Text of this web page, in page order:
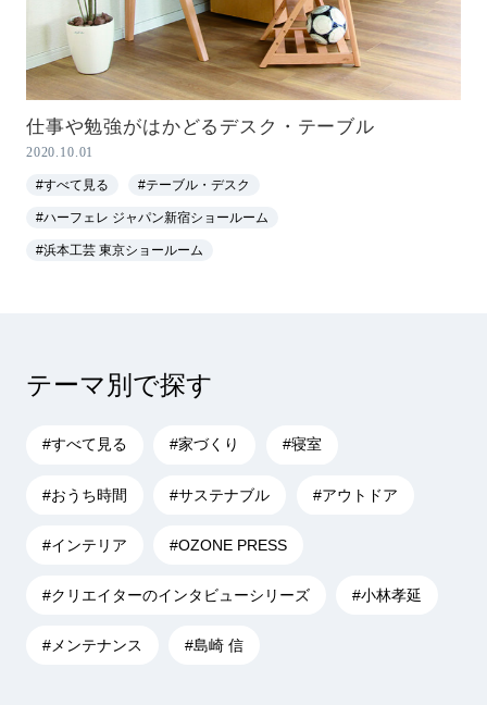
仕事や勉強がはかどるデスク・テーブル
2020.10.01
#すべて見る #テーブル・デスク
#ハーフェレ ジャパン新宿ショールーム
#浜本工芸 東京ショールーム
テーマ別で探す
#すべて見る #家づくり #寝室
#おうち時間 #サステナブル #アウトドア
#インテリア #OZONE PRESS
#クリエイターのインタビューシリーズ #小林孝延
#メンテナンス #島崎 信